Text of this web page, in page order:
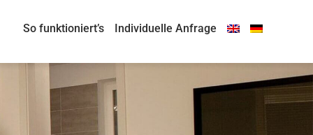
So funktioniert’s Individuelle Anfrage